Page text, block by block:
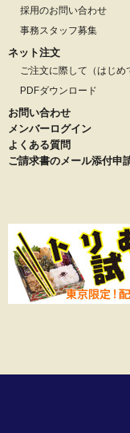
採用のお問い合わせ
事務スタッフ募集
ネット注文
ご注文に際して（はじめ
PDFダウンロード
お問い合わせ
メンバーログイン
よくある質問
ご請求書のメール添付申